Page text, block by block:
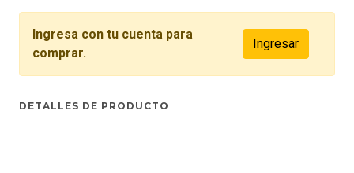
Ingresa con tu cuenta para
comprar.
Ingresar
DETALLES DE PRODUCTO